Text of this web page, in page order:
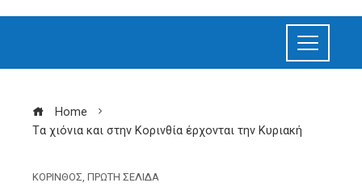
Home
Tα χιόνια και στην Κορινθία έρχονται την Κυριακή
ΚΟΡΙΝΘΟΣ, ΠΡΩΤΗ ΣΕΛΙΔΑ